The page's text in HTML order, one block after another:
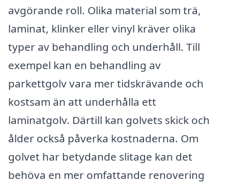
avgörande roll. Olika material som trä,
laminat, klinker eller vinyl kräver olika
typer av behandling och underhåll. Till
exempel kan en behandling av
parkettgolv vara mer tidskrävande och
kostsam än att underhålla ett
laminatgolv. Därtill kan golvets skick och
ålder också påverka kostnaderna. Om
golvet har betydande slitage kan det
behöva en mer omfattande renovering